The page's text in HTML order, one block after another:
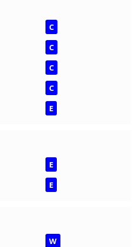
C
C
C
C
E
E
E
W